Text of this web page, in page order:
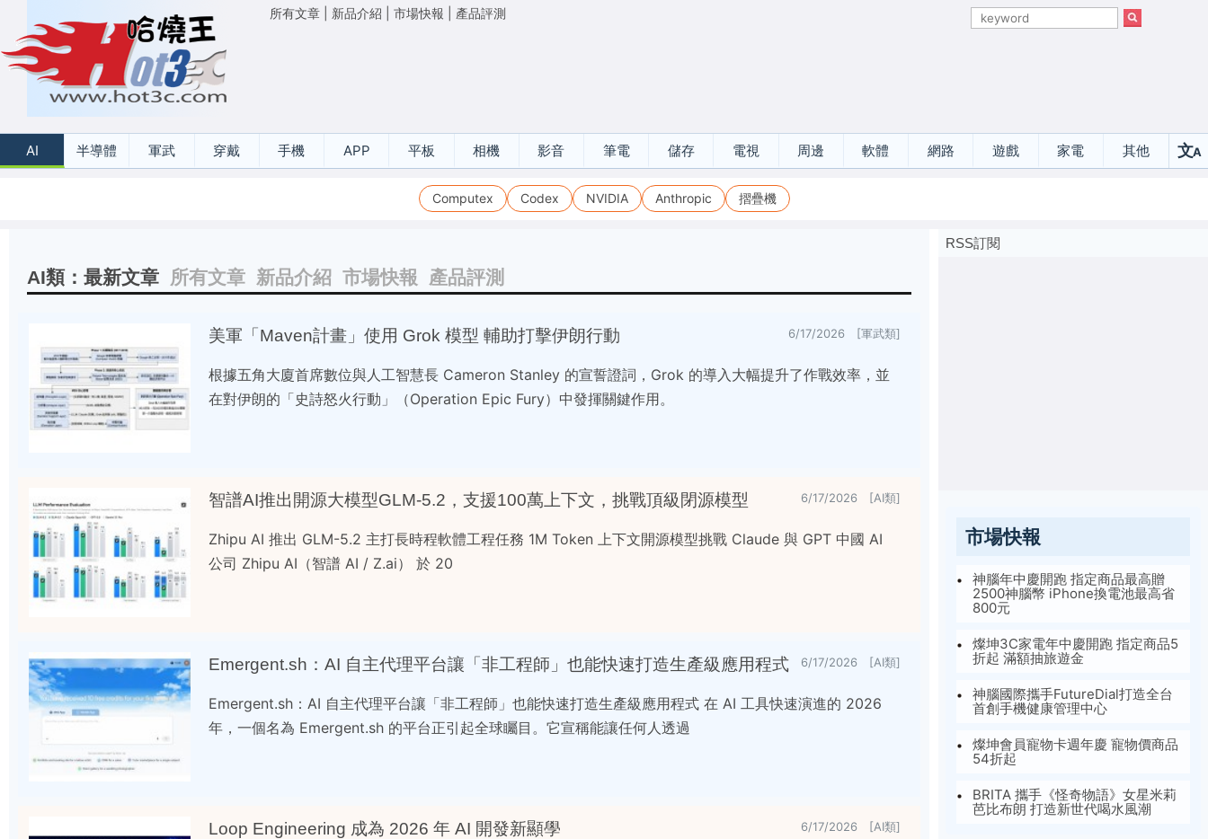
所有文章 新品介紹 市場快報 產品評測
AI 半導體 軍武 穿戴 手機 APP 平板 相機 影音 筆電 儲存 電視 周邊 軟體 網路 遊戲 家電 其他 文A
Computex Codex NVIDIA Anthropic 摺疊機
AI類：最新文章 所有文章 新品介紹 市場快報 產品評測
美軍「Maven計畫」使用 Grok 模型 輔助打擊伊朗行動 6/17/2026 [軍武類]
根據五角大廈首席數位與人工智慧長 Cameron Stanley 的宣誓證詞，Grok 的導入大幅提升了作戰效率，並
在對伊朗的「史詩怒火行動」（Operation Epic Fury）中發揮關鍵作用。
智譜AI推出開源大模型GLM-5.2，支援100萬上下文，挑戰頂級閉源模型 6/17/2026 [AI類]
Zhipu AI 推出 GLM-5.2 主打長時程軟體工程任務 1M Token 上下文開源模型挑戰 Claude 與 GPT 中國 AI
公司 Zhipu AI（智譜 AI / Z.ai） 於 20
Emergent.sh：AI 自主代理平台讓「非工程師」也能快速打造生產級應用程式 6/17/2026 [AI類]
Emergent.sh：AI 自主代理平台讓「非工程師」也能快速打造生產級應用程式 在 AI 工具快速演進的 2026
年，一個名為 Emergent.sh 的平台正引起全球矚目。它宣稱能讓任何人透過
Loop Engineering 成為 2026 年 AI 開發新顯學 6/17/2026 [AI類]
RSS訂閱
市場快報
神腦年中慶開跑 指定商品最高贈
2500神腦幣 iPhone換電池最高省
800元
燦坤3C家電年中慶開跑 指定商品5
折起 滿額抽旅遊金
神腦國際攜手FutureDial打造全台
首創手機健康管理中心
燦坤會員寵物卡週年慶 寵物價商品
54折起
BRITA 攜手《怪奇物語》女星米莉
芭比布朗 打造新世代喝水風潮